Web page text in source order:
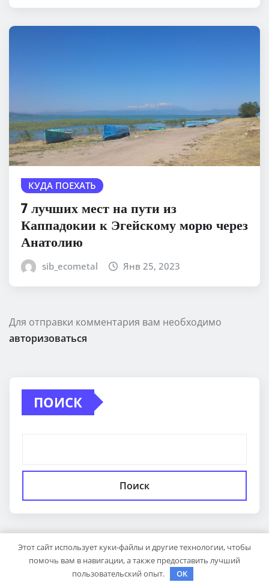
КУДА ПОЕХАТЬ
7 лучших мест на пути из
Каппадокии к Эгейскому морю через
Анатолию
sib_ecometal Янв 25, 2023
Для отправки комментария вам необходимо
авторизоваться
ПОИСК
Поиск
ПОСЛЕДНИЕ
Этот сайт использует куки-файлы и другие технологии, чтобы
помочь вам в навигации, а также предоставить лучший
пользовательский опыт.
OK